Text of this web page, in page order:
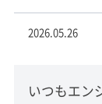
2026.05.26
いつもエン